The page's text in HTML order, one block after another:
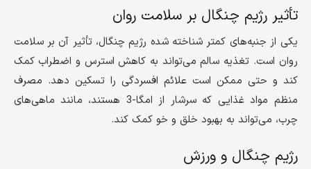
تأثیر رژیم چنگال بر سلامت روان
یکی از جنبه‌های کمتر شناخته شده رژیم چنگال، تأثیر آن بر سلامت
روان است. تغذیه سالم می‌تواند به کاهش استرس و اضطراب کمک
کند و حتی ممکن است علائم افسردگی را تسکین دهد. مصرف
منظم مواد غذایی که سرشار از امگا-3 هستند، مانند ماهی‌های
چرب، می‌تواند به بهبود خلق و خو کمک کند.
رژیم چنگال و ورزش